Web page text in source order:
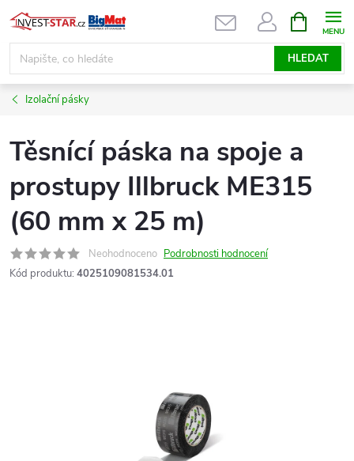
Přejít
na
obsah
HLEDAT
NÁKUPNÍ
KOŠÍK
Izolační pásky
Těsnící páska na spoje a
prostupy Illbruck ME315
(60 mm x 25 m)
Neohodnoceno Podrobnosti hodnocení
Kód produktu: 4025109081534.01